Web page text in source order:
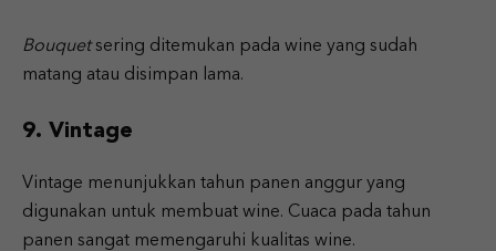
Bouquetsering ditemukan pada wine yang sudah
matang atau disimpan lama.
9. Vintage
Vintage menunjukkan tahun panen anggur yang
digunakan untuk membuat wine. Cuaca pada tahun
panen sangat memengaruhi kualitas wine.